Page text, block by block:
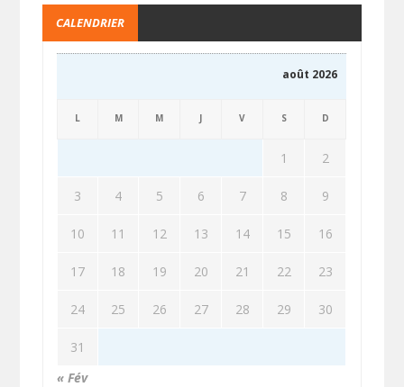
CALENDRIER
août 2026
L M M J V S D
1 2
3 4 5 6 7 8 9
10 11 12 13 14 15 16
17 18 19 20 21 22 23
24 25 26 27 28 29 30
31
« Fév